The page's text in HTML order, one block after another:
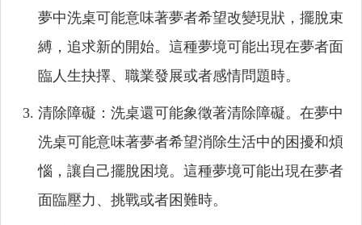
夢中洗桌可能意味著夢者希望改變現狀，擺脫束
縛，追求新的開始。這種夢境可能出現在夢者面
臨人生抉擇、職業發展或者感情問題時。
清除障礙：洗桌還可能象徵著清除障礙。在夢中
洗桌可能意味著夢者希望消除生活中的困擾和煩
惱，讓自己擺脫困境。這種夢境可能出現在夢者
面臨壓力、挑戰或者困難時。